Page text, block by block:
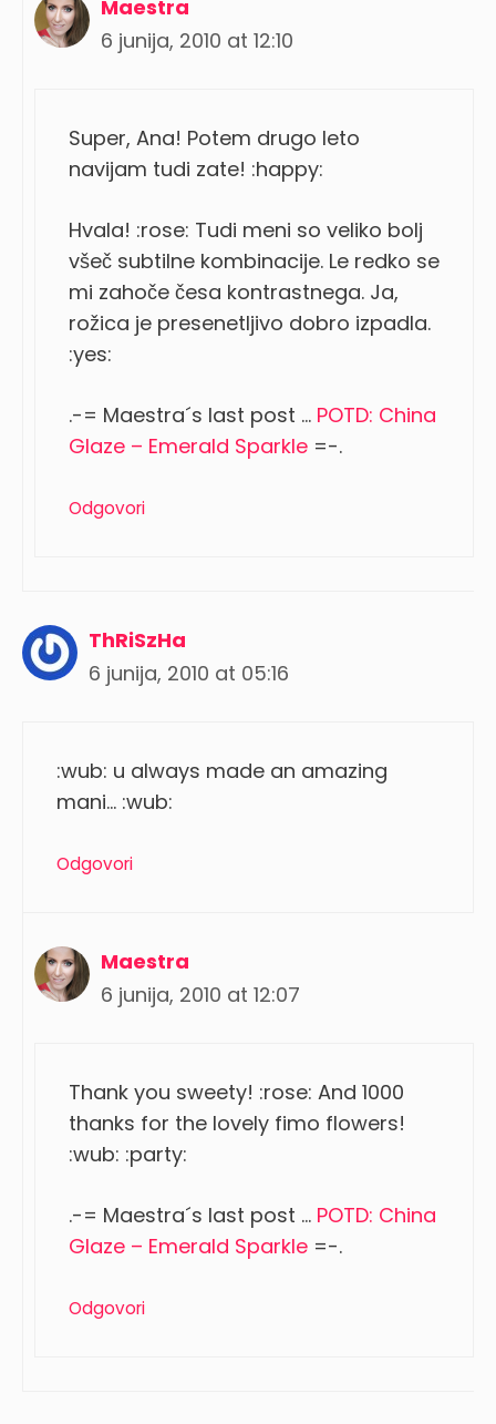
Maestra
6 junija, 2010 at 12:10
Super, Ana! Potem drugo leto
navijam tudi zate! :happy:
Hvala! :rose: Tudi meni so veliko bolj
všeč subtilne kombinacije. Le redko se
mi zahoče česa kontrastnega. Ja,
rožica je presenetljivo dobro izpadla.
:yes:
.-= Maestra´s last post … POTD: China
Glaze – Emerald Sparkle =-.
Odgovori
ThRiSzHa
6 junija, 2010 at 05:16
:wub: u always made an amazing
mani… :wub:
Odgovori
Maestra
6 junija, 2010 at 12:07
Thank you sweety! :rose: And 1000
thanks for the lovely fimo flowers!
:wub: :party:
.-= Maestra´s last post … POTD: China
Glaze – Emerald Sparkle =-.
Odgovori